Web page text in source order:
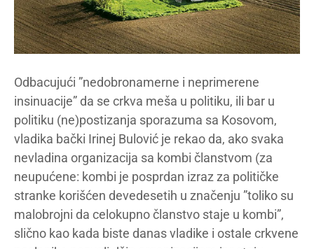
Odbacujući ”nedobronamerne i neprimerene
insinuacije” da se crkva meša u politiku, ili bar u
politiku (ne)postizanja sporazuma sa Kosovom,
vladika bački Irinej Bulović je rekao da, ako svaka
nevladina organizacija sa kombi članstvom (za
neupućene: kombi je posprdan izraz za političke
stranke korišćen devedesetih u značenju ”toliko su
malobrojni da celokupno članstvo staje u kombi”,
slično kao kada biste danas vladike i ostale crkvene